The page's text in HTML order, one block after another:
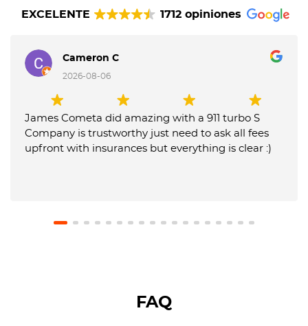
EXCELENTE 1712 opiniones
Cameron C
2026-08-06
James Cometa did amazing with a 911 turbo S
Company is trustworthy just need to ask all fees
upfront with insurances but everything is clear :)
FAQ